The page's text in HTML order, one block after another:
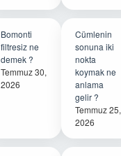
Bomonti
filtresiz ne
demek ?
Temmuz 30,
2026
Cümlenin
sonuna iki
nokta
koymak ne
anlama
gelir ?
Temmuz 25,
2026